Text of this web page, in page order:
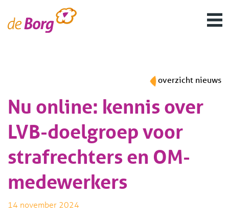
overzicht nieuws
Nu online: kennis over
LVB-doelgroep voor
strafrechters en OM-
medewerkers
14 november 2024